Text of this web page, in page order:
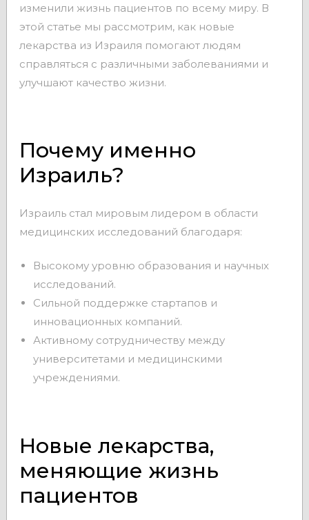
изменили жизнь пациентов по всему миру. В
этой статье мы рассмотрим, как новые
лекарства из Израиля помогают людям
справляться с различными заболеваниями и
улучшают качество жизни.
Почему именно
Израиль?
Израиль стал мировым лидером в области
медицинских исследований благодаря:
Высокому уровню образования и научных
исследований.
Сильной поддержке стартапов и
инновационных компаний.
Активному сотрудничеству между
университетами и медицинскими
учреждениями.
Новые лекарства,
меняющие жизнь
пациентов